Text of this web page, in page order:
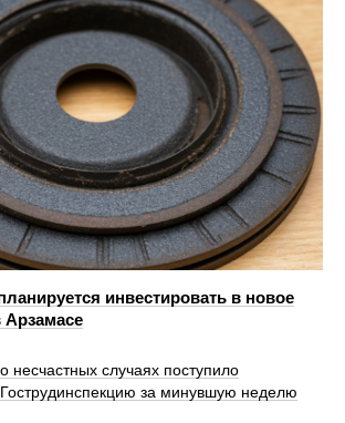
инвестировать в новое
Арзамасе
случаях поступило
за минувшую неделю